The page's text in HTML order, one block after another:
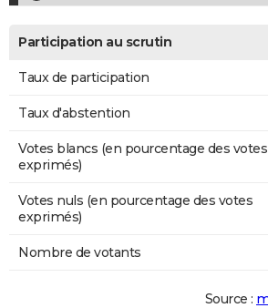
Bricolage
Lifestyle
Culture
Sport
Auto
Television
Voyage
Cinema
Participation au scrutin
Taux de participation
Taux d'abstention
Votes blancs (en pourcentage des votes
exprimés)
Votes nuls (en pourcentage des votes
exprimés)
Nombre de votants
Source :